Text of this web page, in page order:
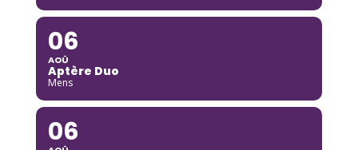
06
AOÛ
Aptère Duo
Mens
06